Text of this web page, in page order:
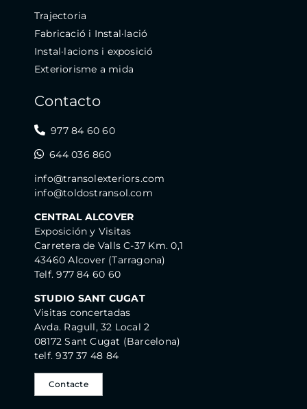
Trajectoria
Fabricació i Instal·lació
Instal·lacions i exposició
Exteriorisme a mida
Contacto
977 84 60 60
644 036 860
info@transolexteriors.com
info@toldostransol.com
CENTRAL ALCOVER
Exposición y Visitas
Carretera de Valls C-37 Km. 0,1
43460 Alcover (Tarragona)
Telf. 977 84 60 60
STUDIO SANT CUGAT
Visitas concertadas
Avda. Ragull, 32 Local 2
08172 Sant Cugat (Barcelona)
telf. 937 37 48 84
Contacte